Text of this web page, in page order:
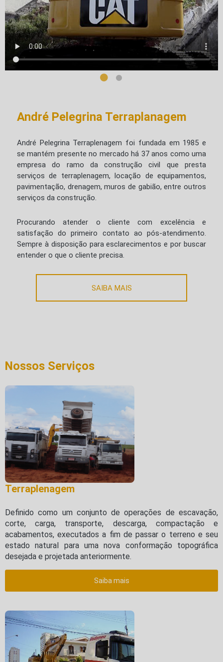
André Pelegrina Terraplanagem
André Pelegrina Terraplenagem foi fundada em 1985 e
se mantém presente no mercado há 37 anos como uma
empresa do ramo da construção civil que presta
serviços de terraplenagem, locação de equipamentos,
pavimentação, drenagem, muros de gabião, entre outros
serviços da construção.
Procurando atender o cliente com excelência e
satisfação do primeiro contato ao pós-atendimento.
Sempre à disposição para esclarecimentos e por buscar
entender o que o cliente precisa.
SAIBA MAIS
Nossos Serviços
Terraplenagem
Definido como um conjunto de operações de escavação,
corte, carga, transporte, descarga, compactação e
acabamentos, executados a fim de passar o terreno e seu
estado natural para uma nova conformação topográfica
desejada e projetada anteriormente.
Saiba mais